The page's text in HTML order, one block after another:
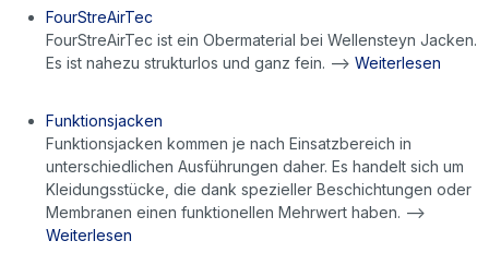
FourStreAirTec
FourStreAirTec ist ein Obermaterial bei Wellensteyn Jacken.
Es ist nahezu strukturlos und ganz fein. --> Weiterlesen
Funktionsjacken
Funktionsjacken kommen je nach Einsatzbereich in
unterschiedlichen Ausführungen daher. Es handelt sich um
Kleidungsstücke, die dank spezieller Beschichtungen oder
Membranen einen funktionellen Mehrwert haben. -->
Weiterlesen